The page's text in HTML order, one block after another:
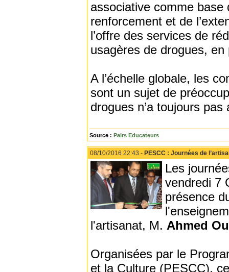
associative comme base
renforcement et de
l’offre des services de
usagères de drogues,
A l’échelle globale, les
sont un sujet de
drogues n’a toujours
Source : Pairs Educateurs
08/10/2016 22:43 - PESCC : Journées de
Les
vendredi 7
présence
l'artisanat, M. Ahmed
Organisées par le
et la Culture (PESCC),